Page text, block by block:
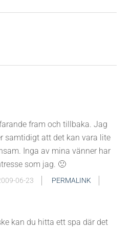
fram och tillbaka. Jag
samtidigt att det kan vara lite
Inga av mina vänner har
som jag. 🙁
06-23
PERMALINK
kan du hitta ett spa där det